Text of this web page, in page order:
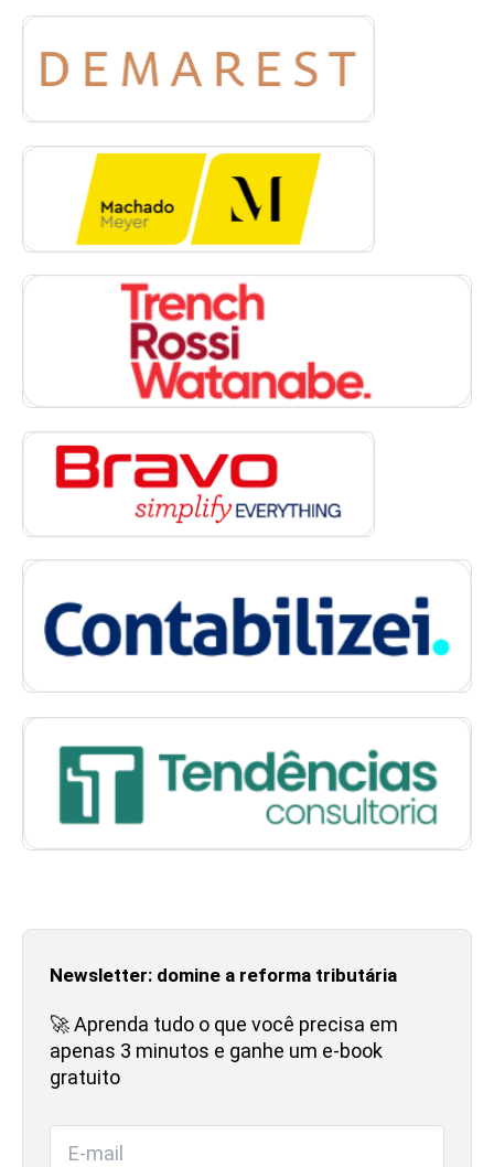
Newsletter: domine a reforma tributária
🚀 Aprenda tudo o que você precisa em
apenas 3 minutos e ganhe um e-book
gratuito